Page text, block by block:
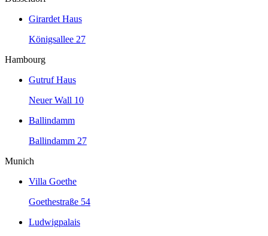
Girardet Haus
Königsallee 27
Hambourg
Gutruf Haus
Neuer Wall 10
Ballindamm
Ballindamm 27
Munich
Villa Goethe
Goethestraße 54
Ludwigpalais